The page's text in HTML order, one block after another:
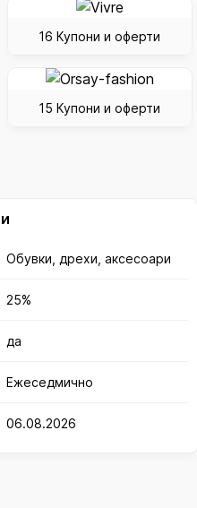
16 Купони и оферти
15 Купони и оферти
Обувки, дрехи, аксесоари
25%
да
Ежеседмично
06.08.2026